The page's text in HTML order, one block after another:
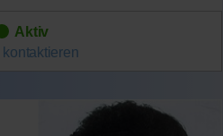
Aktiv
kontaktieren